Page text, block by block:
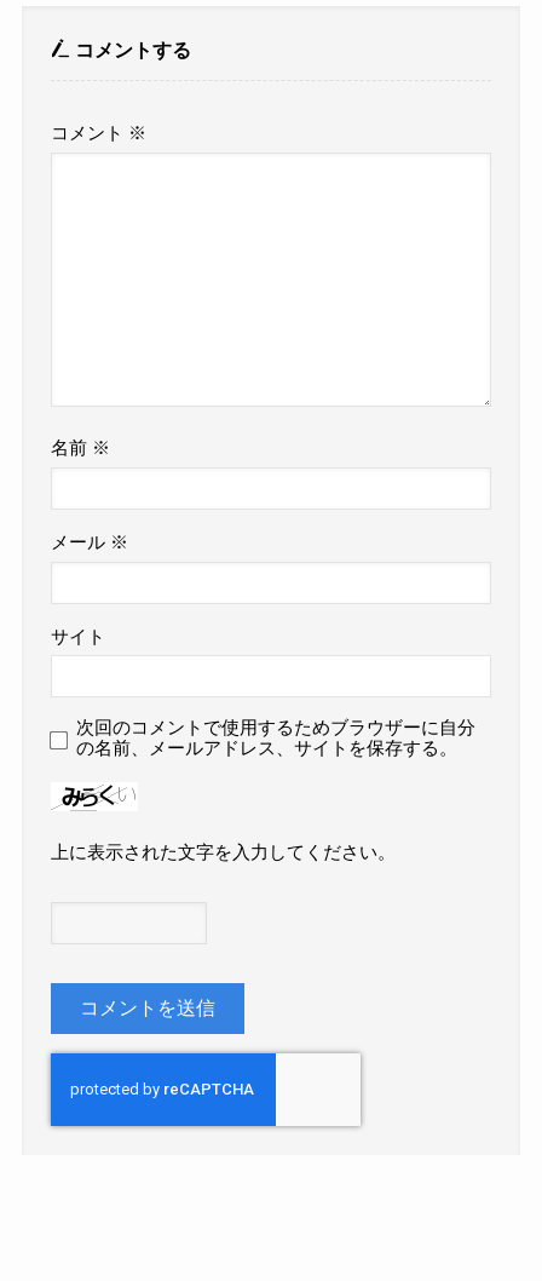
コメントする
コメント ※
名前 ※
メール ※
サイト
次回のコメントで使用するためブラウザーに自分
の名前、メールアドレス、サイトを保存する。
上に表示された文字を入力してください。